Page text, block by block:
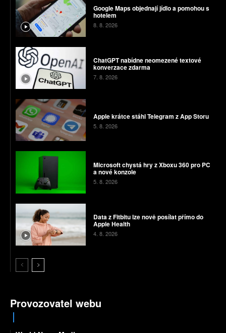
Google Maps objednají jídlo a pomohou s
hotelem
8. 8. 2026
ChatGPT nabídne neomezené textové
konverzace zdarma
7. 8. 2026
Apple krátce stáhl Telegram z App Storu
5. 8. 2026
Microsoft chystá hry z Xboxu 360 pro PC
a nové konzole
5. 8. 2026
Data z Fitbitu lze nově posílat přímo do
Apple Health
4. 8. 2026
Provozovatel webu